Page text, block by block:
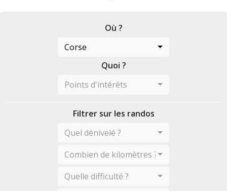
Où ?
Corse
Quoi ?
Points d'intérêts
Filtrer sur les randos
Quel dénivelé ?
Combien de kilomètres ?
Quelle difficulté ?